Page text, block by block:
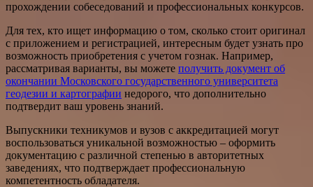
прохождении собеседований и профессиональных конкурсов.
Для тех, кто ищет информацию о том, сколько стоит оригинал
с приложением и регистрацией, интересным будет узнать про
возможность приобретения с учетом гознак. Например,
рассматривая варианты, вы можете получить документ об
окончании Московского государственного университета
геодезии и картографии недорого, что дополнительно
подтвердит ваш уровень знаний.
Выпускники техникумов и вузов с аккредитацией могут
воспользоваться уникальной возможностью – оформить
документацию с различной степенью в авторитетных
заведениях, что подтверждает профессиональную
компетентность обладателя.